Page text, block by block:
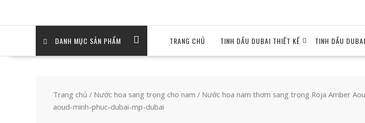
DANH MỤC SẢN PHẨM TRANG CHỦ TINH DẦU DUBAI THIẾT KẾ TINH DẦU
Trang chủ / Nước hoa sang trọng cho nam / Nước hoa nam thơm sang trọng Roja Amber
aoud-minh-phuc-dubai-mp-dubai